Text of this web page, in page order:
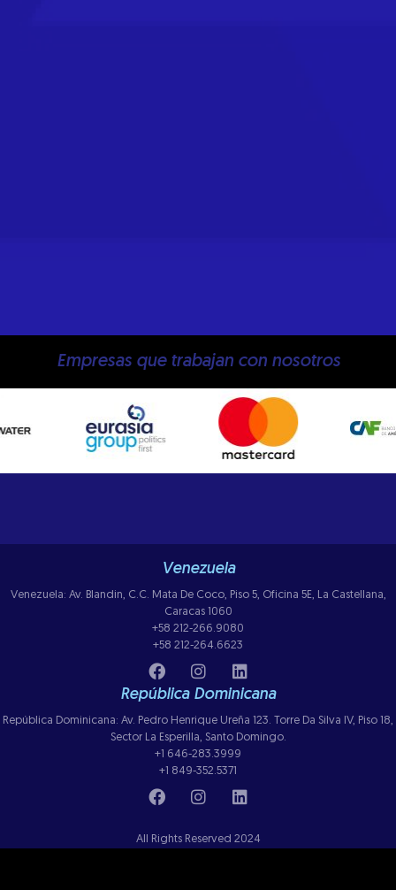
Empresas que trabajan con nosotros
Venezuela
Venezuela: Av. Blandin, C.C. Mata De Coco, Piso 5, Oficina 5E, La Castellana,
Caracas 1060
+58 212-266.9080
+58 212-264.6623
República Dominicana
República Dominicana: Av. Pedro Henrique Ureña 123. Torre Da Silva IV, Piso 18,
Sector La Esperilla, Santo Domingo.
+1 646-283.3999
+1 849-352.5371
All Rights Reserved 2024